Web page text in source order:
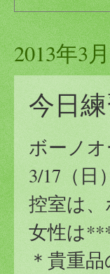
2013年3
今日練
ボーノ
3/17（日
控室は
女性は
＊貴重